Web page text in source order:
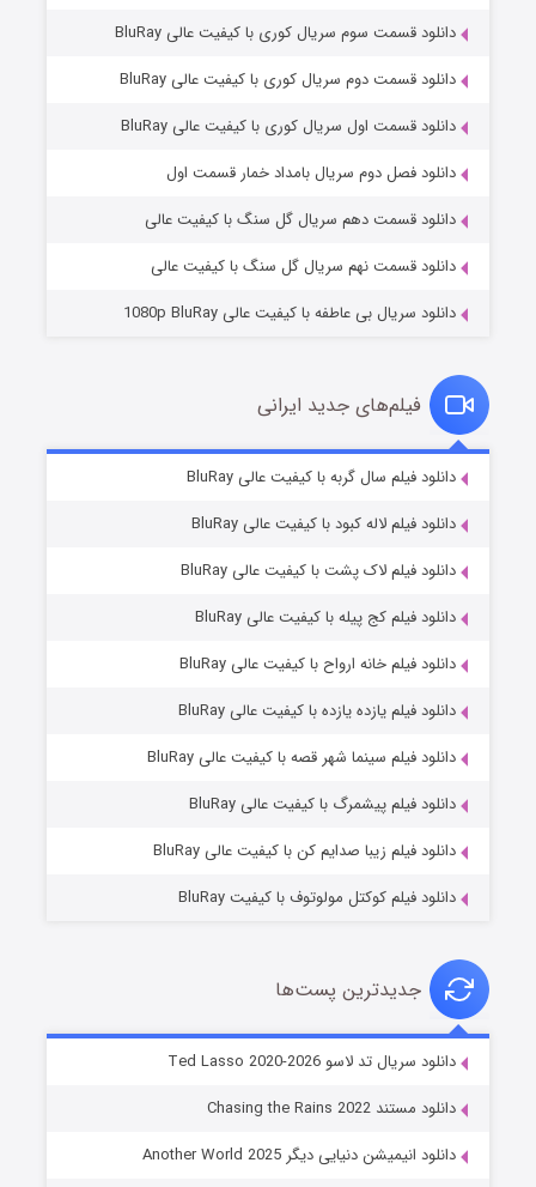
مردگان متحرک: شهر مرده ۳
قسمت۲ (زیرنویس) منتشر شد
قسمت۷ (زیرنویس) منتشر شد
خاندان اژدها فصل ۳
دانلود قسمت سوم سریال کوری با کیفیت عالی BluRay
دانلود قسمت دوم سریال کوری با کیفیت عالی BluRay
دانلود قسمت اول سریال کوری با کیفیت عالی BluRay
دانلود فصل دوم سریال بامداد خمار قسمت اول
دانلود قسمت دهم سریال گل سنگ با کیفیت عالی
دانلود قسمت نهم سریال گل سنگ با کیفیت عالی
دانلود سریال بی عاطفه با کیفیت عالی 1080p BluRay
فیلم‌های جدید ایرانی
دانلود فیلم سال گربه با کیفیت عالی BluRay
دانلود فیلم لاله کبود با کیفیت عالی BluRay
دانلود فیلم لاک پشت با کیفیت عالی BluRay
دانلود فیلم کج‌ پیله با کیفیت عالی BluRay
دانلود فیلم خانه ارواح با کیفیت عالی BluRay
دانلود فیلم یازده یازده با کیفیت عالی BluRay
دانلود فیلم سینما شهر قصه با کیفیت عالی BluRay
دانلود فیلم پیشمرگ با کیفیت عالی BluRay
دانلود فیلم زیبا صدایم کن با کیفیت عالی BluRay
دانلود فیلم کوکتل مولوتوف با کیفیت BluRay
جدیدترین پست‌ها
دانلود سریال تد لاسو Ted Lasso 2020-2026
دانلود مستند Chasing the Rains 2022
دانلود انیمیشن دنیایی دیگر Another World 2025